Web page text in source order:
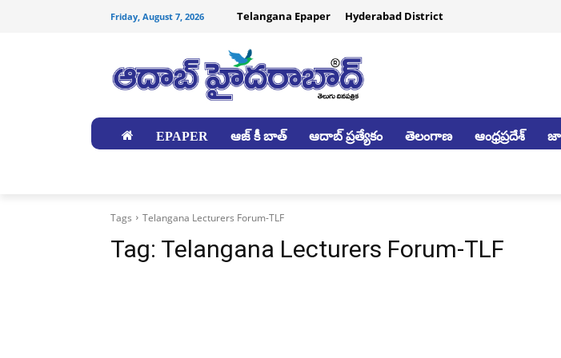
Friday, August 7, 2026 Telangana Epaper Hyderabad District
EPAPER ఆజ్ కీ బాత్ ఆదాబ్ ప్రత్యేకం తెలంగాణ ఆంధ్రప్రదేశ్
Tags Telangana Lecturers Forum-TLF
Tag: Telangana Lecturers Forum-TLF